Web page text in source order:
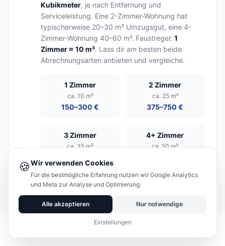
Kubikmeter, je nach Entfernung und
Serviceleistung. Eine 2-Zimmer-Wohnung hat
typischerweise 20–30 m³ Umzugsgut, eine 4-
Zimmer-Wohnung 40–60 m³. Faustregel: 1
Zimmer ≈ 10 m³. Lass dir am besten beide
Abrechnungsarten anbieten und vergleiche.
1 Zimmer
ca. 10 m³
150–300 €
2 Zimmer
ca. 25 m³
375–750 €
3 Zimmer
ca. 35 m³
4+ Zimmer
ca. 50 m³
🍪Wir verwenden Cookies
Für die bestmögliche Erfahrung nutzen wir Google Analytics
und Meta zur Analyse und Optimierung.
Alle akzeptieren Nur notwendige
Einstellungen